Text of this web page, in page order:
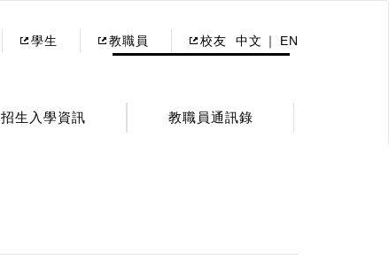
學生 教職員 校友 中文 EN
招生入學資訊 教職員通訊錄